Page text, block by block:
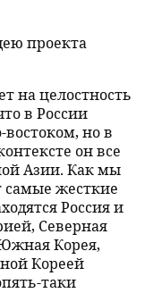
проекта
на целостность
в России
востоком, но в
он все
Азии. Как мы
самые жесткие
Россия и
Северная
Корея,
Кореей
таки